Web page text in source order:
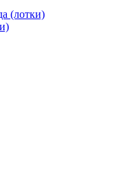
(лотки)